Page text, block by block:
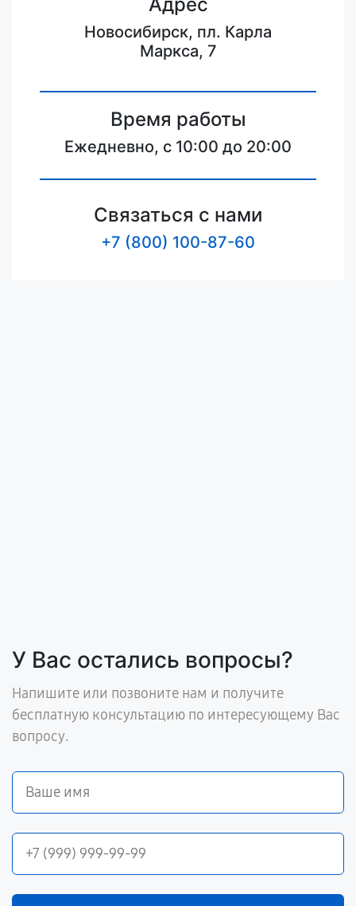
Новосибирск, пл. Карла
Маркса, 7
Время работы
Ежедневно, с 10:00 до 20:00
Связаться с нами
+7 (800) 100-87-60
У Вас остались вопросы?
Напишите или позвоните нам и получите
бесплатную консультацию по интересующему Вас
вопросу.